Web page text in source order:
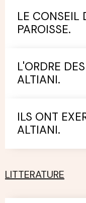
LE CONSEIL
PAROISSE.
L'ORDRE
ALTIANI.
ILS ONT
ALTIANI.
LITTERATURE